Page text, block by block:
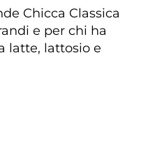
Chicca Classica
e per chi ha
latte, lattosio e